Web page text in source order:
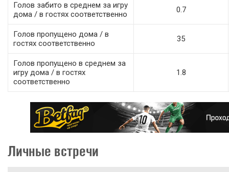
Голов забито в среднем за игру
дома / в гостях соответственно
0.7
Голов пропущено дома / в
гостях соответственно
35
Голов пропущено в среднем за
игру дома / в гостях
соответственно
1.8
Личные встречи